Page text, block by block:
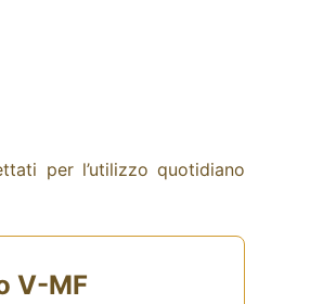
per l’utilizzo quotidiano
V-MF